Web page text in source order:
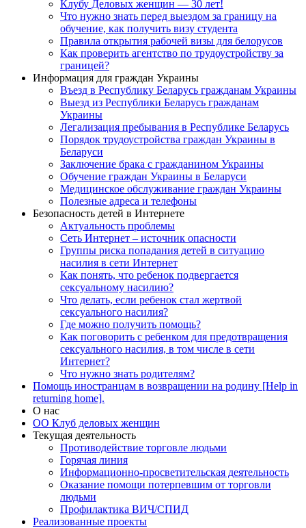
Клубу Деловых женщин — 30 лет!
Что нужно знать перед выездом за границу на
обучение, как получить визу студента
Правила открытия рабочей визы для белорусов
Как проверить агентство по трудоустройству за
границей?
Информация для граждан Украины
Въезд в Республику Беларусь гражданам Украины
Выезд из Республики Беларусь гражданам
Украины
Легализация пребывания в Республике Беларусь
Порядок трудоустройства граждан Украины в
Беларуси
Заключение брака с гражданином Украины
Обучение граждан Украины в Беларуси
Медицинское обслуживание граждан Украины
Полезные адреса и телефоны
Безопасность детей в Интернете
Актуальность проблемы
Сеть Интернет – источник опасности
Группы риска попадания детей в ситуацию
насилия в сети Интернет
Как понять, что ребенок подвергается
сексуальному насилию?
Что делать, если ребенок стал жертвой
сексуального насилия?
Где можно получить помощь?
Как поговорить с ребенком для предотвращения
сексуального насилия, в том числе в сети
Интернет?
Что нужно знать родителям?
Помощь иностранцам в возвращении на родину [Help in
returning home].
О нас
ОО Клуб деловых женщин
Текущая деятельность
Противодействие торговле людьми
Горячая линия
Информационно-просветительская деятельность
Оказание помощи потерпевшим от торговли
людьми
Профилактика ВИЧ/СПИД
Реализованные проекты